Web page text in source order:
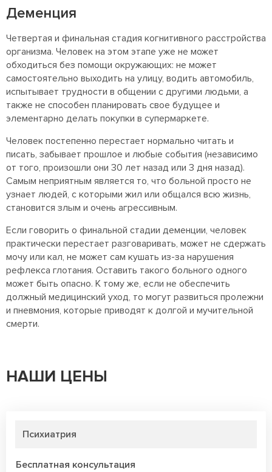
Деменция
Четвертая и финальная стадия когнитивного расстройства
организма. Человек на этом этапе уже не может
обходиться без помощи окружающих: не может
самостоятельно выходить на улицу, водить автомобиль,
испытывает трудности в общении с другими людьми, а
также не способен планировать свое будущее и
элементарно делать покупки в супермаркете.
Человек постепенно перестает нормально читать и
писать, забывает прошлое и любые события (независимо
от того, произошли они 30 лет назад или 3 дня назад).
Самым неприятным является то, что больной просто не
узнает людей, с которыми жил или общался всю жизнь,
становится злым и очень агрессивным.
Если говорить о финальной стадии деменции, человек
практически перестает разговаривать, может не сдержать
мочу или кал, не может сам кушать из-за нарушения
рефлекса глотания. Оставить такого больного одного
может быть опасно. К тому же, если не обеспечить
должный медицинский уход, то могут развиться пролежни
и пневмония, которые приводят к долгой и мучительной
смерти.
НАШИ ЦЕНЫ
Психиатрия
Бесплатная консультация